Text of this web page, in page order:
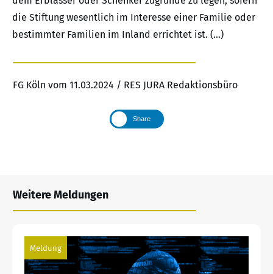
die Stiftung wesentlich im Interesse einer Familie oder
bestimmter Familien im Inland errichtet ist. (…)
FG Köln vom 11.03.2024 / RES JURA Redaktionsbüro
Share
Weitere Meldungen
Meldung